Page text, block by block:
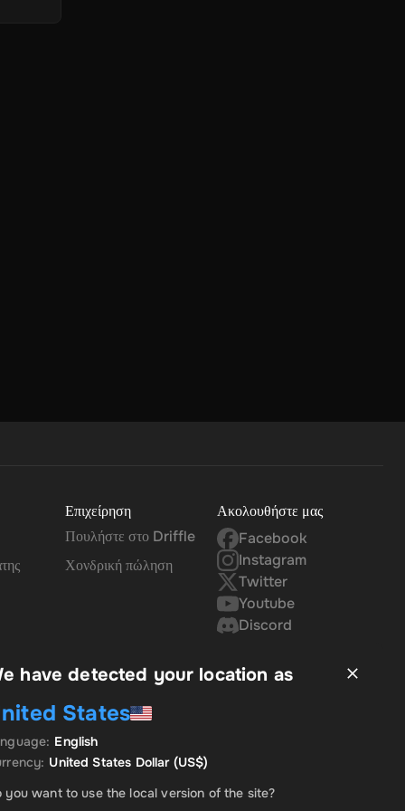
Επιχείρηση
Πουλήστε στο Driffle
Χονδρική πώληση
Ακολουθήστε μας
Facebook
Instagram
Twitter
Youtube
Discord
have detected your location as
States
: English
: United States Dollar(US$)
you want to use the local version of the site?